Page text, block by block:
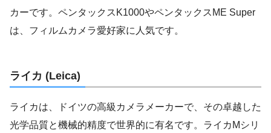
カーです。ペンタックスK1000やペンタックスME Super
は、フィルムカメラ愛好家に人気です。
ライカ (Leica)
ライカは、ドイツの高級カメラメーカーで、その卓越した
光学品質と機械的精度で世界的に有名です。ライカMシリ